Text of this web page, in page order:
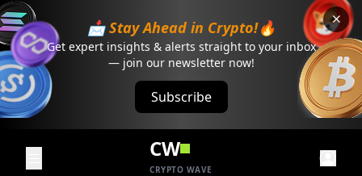
📩 Stay Ahead in Crypto!🔥
Get expert insights & alerts straight to your inbox
— join our newsletter now!
Subscribe
CW
CRYPTO WAVE